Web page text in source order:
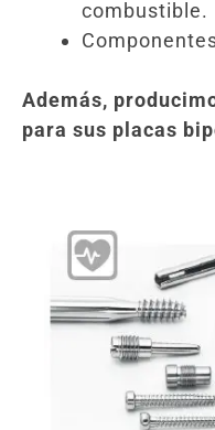
combustible.
Además,
para sus placas